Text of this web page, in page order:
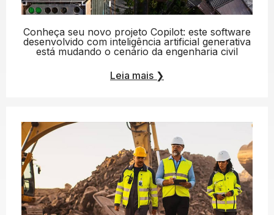
Conheça seu novo projeto Copilot: este software
desenvolvido com inteligência artificial generativa
está mudando o cenário da engenharia civil
Leia mais ❯